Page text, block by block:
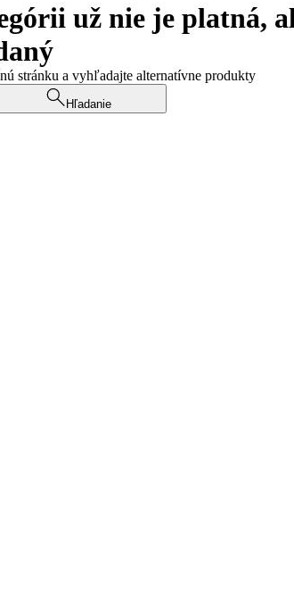
už nie je platná,
stránku a vyhľadajte alternatívne produkty
Hľadanie